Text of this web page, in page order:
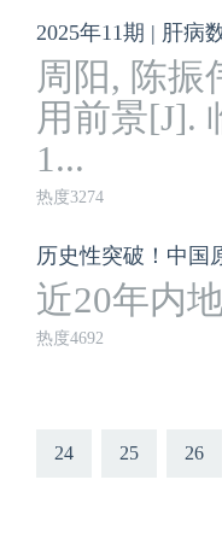
2025年11期 | 肝病
周阳, 陈振
用前景[J].
1...
热度3274
近20年内
热度4692
24 25 26